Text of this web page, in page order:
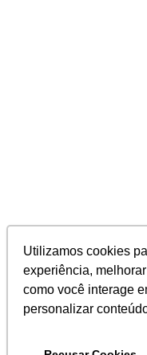
Utilizamos cookies
experiência,
como você interage
personalizar